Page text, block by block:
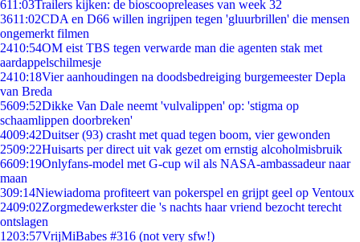
611:03Trailers kijken: de bioscoopreleases van week 32
3611:02CDA en D66 willen ingrijpen tegen 'gluurbrillen' die mensen
ongemerkt filmen
2410:54OM eist TBS tegen verwarde man die agenten stak met
aardappelschilmesje
2410:18Vier aanhoudingen na doodsbedreiging burgemeester Depla
van Breda
5609:52Dikke Van Dale neemt 'vulvalippen' op: 'stigma op
schaamlippen doorbreken'
4009:42Duitser (93) crasht met quad tegen boom, vier gewonden
2509:22Huisarts per direct uit vak gezet om ernstig alcoholmisbruik
6609:19Onlyfans-model met G-cup wil als NASA-ambassadeur naar
maan
309:14Niewiadoma profiteert van pokerspel en grijpt geel op Ventoux
2409:02Zorgmedewerkster die 's nachts haar vriend bezocht terecht
ontslagen
1203:57VrijMiBabes #316 (not very sfw!)